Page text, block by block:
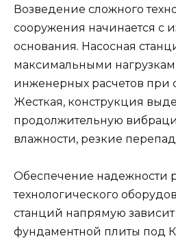
Возведение сложного
сооружения начинается с
основания. Насосная
максимальными
инженерных расчетов при
Жесткая, конструкция
продолжительную
влажности, резкие
Обеспечение надежности
технологического
станций напрямую зависит
фундаментной плиты под